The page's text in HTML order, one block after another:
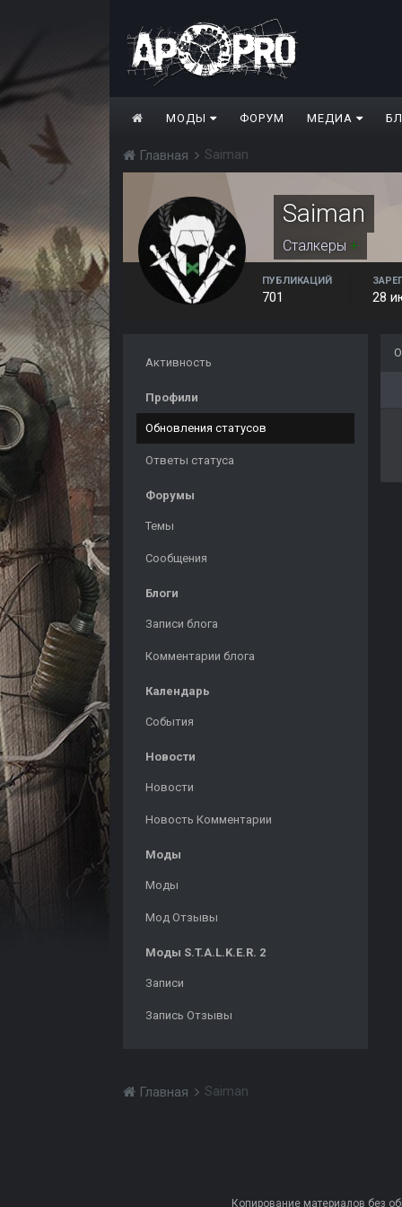
МОДЫ ФОРУМ МЕДИА
Главная Saiman
Saiman
Сталкеры +
ПУБЛИКАЦИЙ
701 28
Активность
Профили
Обновления статусов
Ответы статуса
Форумы
Темы
Сообщения
Блоги
Записи блога
Комментарии блога
Календарь
События
Новости
Новости
Новость Комментарии
Моды
Моды
Мод Отзывы
Моды S.T.A.L.K.E.R. 2
Записи
Запись Отзывы
Главная Saiman
Копирование материалов без